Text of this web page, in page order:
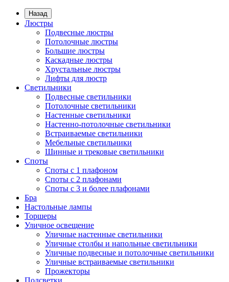
Назад
Люстры
Подвесные люстры
Потолочные люстры
Большие люстры
Каскадные люстры
Хрустальные люстры
Лифты для люстр
Светильники
Подвесные светильники
Потолочные светильники
Настенные светильники
Настенно-потолочные светильники
Встраиваемые светильники
Мебельные светильники
Шинные и трековые светильники
Споты
Споты с 1 плафоном
Споты с 2 плафонами
Споты с 3 и более плафонами
Бра
Настольные лампы
Торшеры
Уличное освещение
Уличные настенные светильники
Уличные столбы и напольные светильники
Уличные подвесные и потолочные светильники
Уличные встраиваемые светильники
Прожекторы
Подсветки